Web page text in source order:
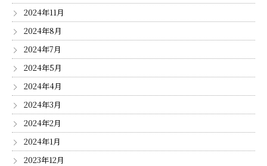
2024年11月
2024年8月
2024年7月
2024年5月
2024年4月
2024年3月
2024年2月
2024年1月
2023年12月